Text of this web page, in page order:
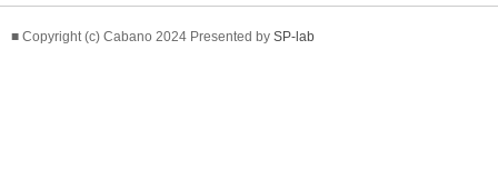
■ Copyright (c) Cabano 2024 Presented by SP-lab